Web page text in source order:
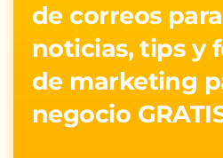
de correos
noticias, tips y
de marketing
negocio